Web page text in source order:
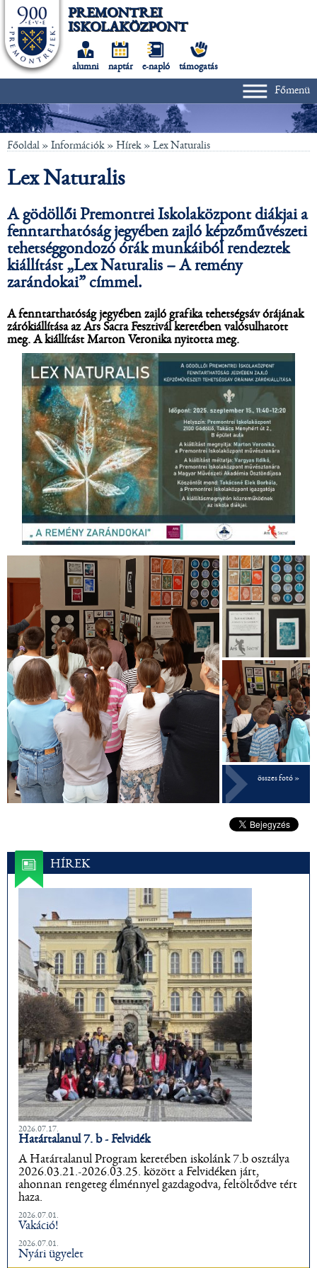
PREMONTREI
ISKOLAKÖZPONT
alumni naptár e-napló támogatás
Főmenü
Főoldal » Információk » Hírek » Lex Naturalis
Lex Naturalis
A gödöllőiPremontrei Iskolaközpontdiákjai a
fenntarthatóság jegyében zajló képzőművészeti
tehetséggondozó órák munkáiból rendeztek
kiállítást „Lex Naturalis – A remény
zarándokai” címmel.
A fenntarthatóság jegyében zajló grafika tehetségsáv órájának
zárókiállítása az Ars Sacra Fesztivál keretében valósulhatott
meg. A kiállítást Marton Veronika nyitotta meg.
összes fotó »
HÍREK
2026.07.17.
Határtalanul 7. b - Felvidék
A Határtalanul Program keretében iskolánk 7.b osztálya
2026.03.21.-2026.03.25. között a Felvidéken járt,
ahonnan rengeteg élménnyel gazdagodva, feltöltődve tért
haza.
2026.07.01.
Vakáció!
2026.07.01.
Nyári ügyelet